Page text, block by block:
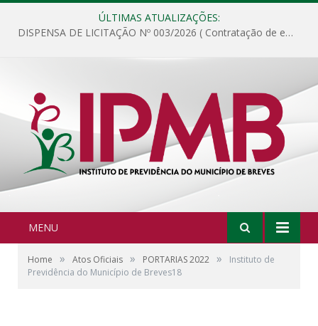
ÚLTIMAS ATUALIZAÇÕES:
DISPENSA DE LICITAÇÃO Nº 003/2026 ( Contratação de empresa para fornecimento de gêneros alimentícios não perecíveis, materiais de expediente, descartáveis, copa e cozinha, para análise e posterior publicação.)
MENU
Home » Atos Oficiais » PORTARIAS 2022 »
Instituto de
Previdência do Município de Breves18